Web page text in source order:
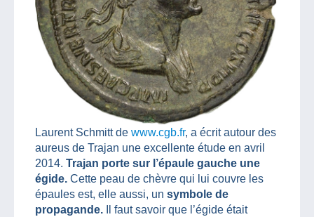
Laurent Schmitt de www.cgb.fr, a écrit autour des
aureus de Trajan une excellente étude en avril
2014. Trajan porte sur l’épaule gauche une
égide. Cette peau de chèvre qui lui couvre les
épaules est, elle aussi, un symbole de
propagande. Il faut savoir que l’égide était